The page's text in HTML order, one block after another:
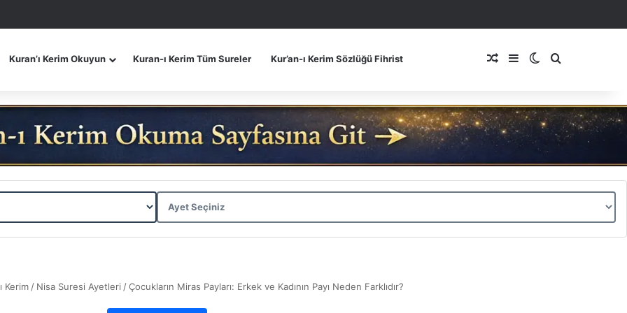
Kuran’ı Kerim Okuyun Kuran-ı Kerim Tüm Sureler Kur’an-ı Kerim Sözlüğü Fihrist Rastgele Makale
Kenar Bölmesi
Dış görünümü
Arama yap
Kerim / Nisa Suresi Ayetleri /Çocukların Miras Payları: Erkek ve Kadının Payı Neden Farklıdır?